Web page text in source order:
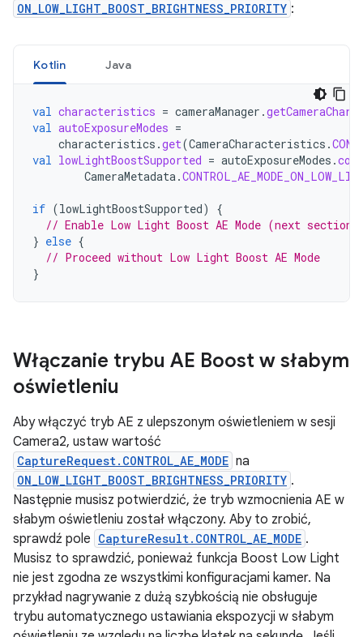
ON_LOW_LIGHT_BOOST_BRIGHTNESS_PRIORITY :
Kotlin Java
val characteristics = cameraManager .
val autoExposureModes =
characteristics .get(CameraCharacteristics .
val lowLightBoostSupported = autoExposureModes .
CameraMetadata.
if (lowLightBoostSupported)
{
// Enable Low Light Boost AE Mode (next section)
} else {
// Proceed without Low Light Boost AE Mode
}
Włączanie trybu AE Boost w słabym
oświetleniu
Aby włączyć tryb AE z ulepszonym oświetleniem w sesji
Camera2, ustaw wartość
CaptureRequest.CONTROL_AE_MODE na
ON_LOW_LIGHT_BOOST_BRIGHTNESS_PRIORITY .
Następnie musisz potwierdzić, że tryb wzmocnienia AE w
słabym oświetleniu został włączony. Aby to zrobić,
sprawdź pole CaptureResult.CONTROL_AE_MODE .
Musisz to sprawdzić, ponieważ funkcja Boost Low Light
nie jest zgodna ze wszystkimi konfiguracjami kamer. Na
przykład nagrywanie z dużą szybkością nie obsługuje
trybu automatycznego ustawiania ekspozycji w słabym